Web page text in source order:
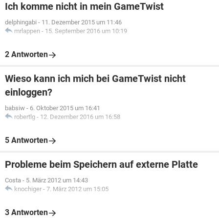
Ich komme nicht in mein GameTwist
delphingabi - 11. Dezember 2015 um 11:46
mrlappen - 15. September 2016 um 10:19
2 Antworten
Wieso kann ich mich bei GameTwist nicht
einloggen?
babsiw - 6. Oktober 2015 um 16:41
robertlg - 12. Dezember 2016 um 16:58
5 Antworten
Probleme beim Speichern auf externe Platte
Costa - 5. März 2012 um 14:43
knochiger - 7. März 2012 um 15:05
3 Antworten